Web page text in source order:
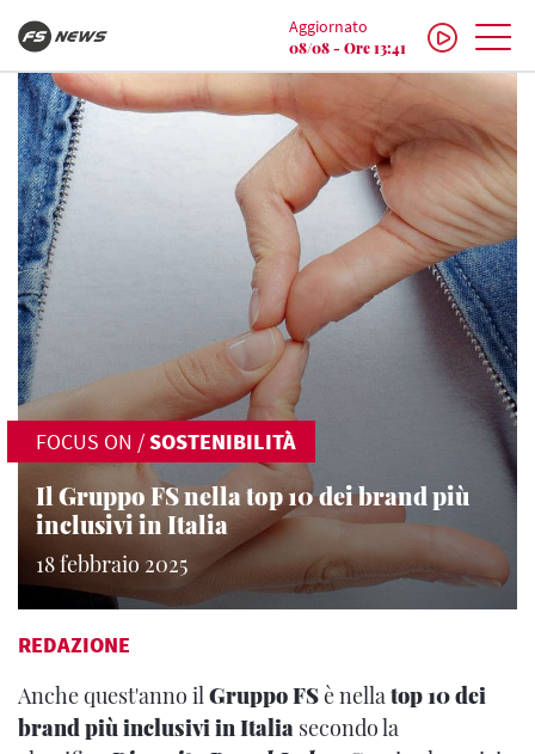
Aggiornato
08/08 - Ore 13:41
FOCUS ON /SOSTENIBILITÀ
Il Gruppo FS nella top 10 dei brand più
inclusivi in Italia
18 febbraio 2025
REDAZIONE
Anche quest'anno ilGruppo FSè nellatop 10dei
brand più inclusivi in Italia secondo la